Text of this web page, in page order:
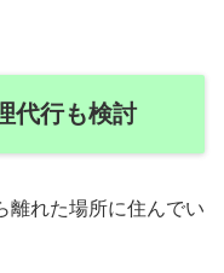
代行も検討
離れた場所に住んでい